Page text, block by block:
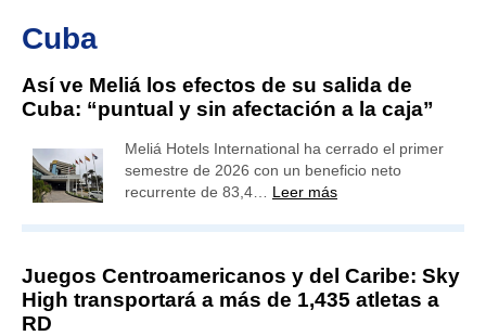
Cuba
Así ve Meliá los efectos de su salida de
Cuba: “puntual y sin afectación a la caja”
Meliá Hotels International ha cerrado el primer
semestre de 2026 con un beneficio neto
recurrente de 83,4… Leer más
Juegos Centroamericanos y del Caribe: Sky
High transportará a más de 1,435 atletas a
RD